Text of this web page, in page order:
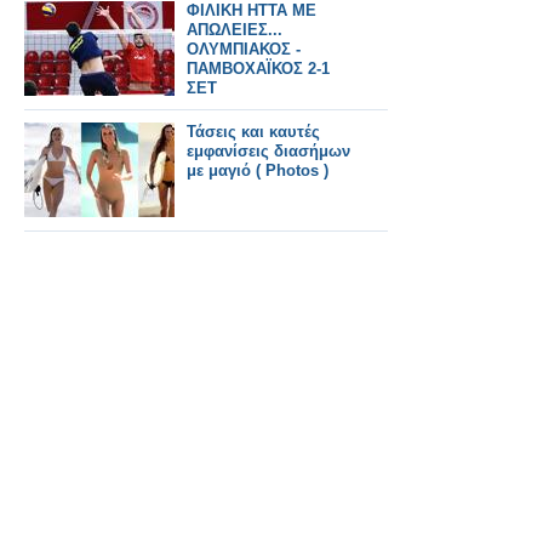
ΦΙΛΙΚΗ ΗΤΤΑ ΜΕ
ΑΠΩΛΕΙΕΣ...
ΟΛΥΜΠΙΑΚΟΣ -
ΠΑΜΒΟΧΑΪΚΟΣ 2-1
ΣΕΤ
Τάσεις και καυτές
εμφανίσεις διασήμων
με μαγιό ( Photos )